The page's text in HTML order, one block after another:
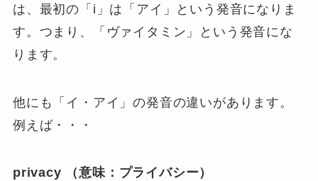
は、最初の「i」は「アイ」という発音になりま
す。つまり、「ヴァイタミン」という発音にな
ります。
他にも「イ・アイ」の発音の違いがあります。
例えば・・・
privacy （意味：プライバシー）